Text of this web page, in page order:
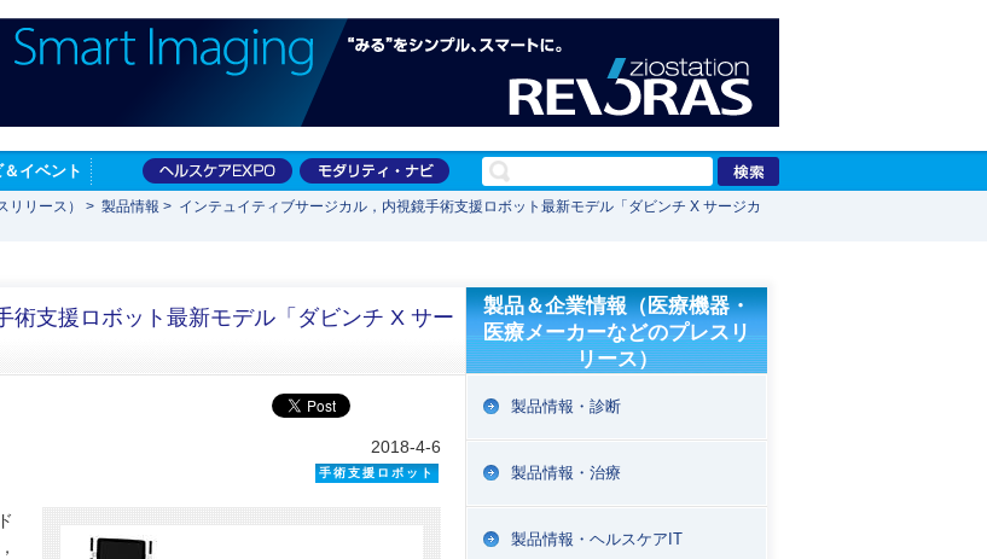
イベント
リース） > 製品情報 > インテュイティブサージカル，内視鏡手術支援ロボット最新モデル「ダビンチ X サージカ
術支援ロボット最新モデル「ダビンチ X サー
2018-4-6
手術支援ロボット
製品＆企業情報（医療機器・
医療メーカーなどのプレスリ
リース）
製品情報・診断
製品情報・治療
製品情報・ヘルスケアIT